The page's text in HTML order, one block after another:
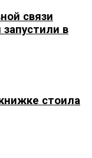
связи
в
стоила